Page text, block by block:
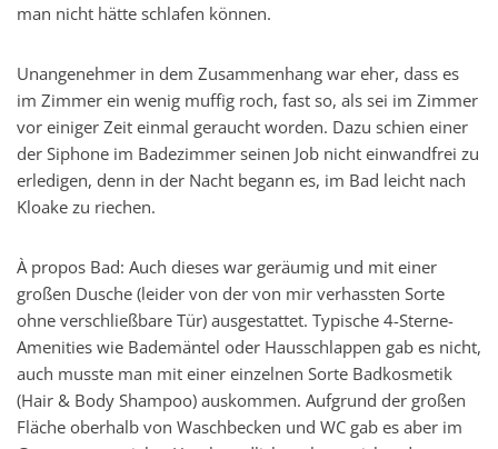
man nicht hätte schlafen können.
Unangenehmer in dem Zusammenhang war eher, dass es
im Zimmer ein wenig muffig roch, fast so, als sei im Zimmer
vor einiger Zeit einmal geraucht worden. Dazu schien einer
der Siphone im Badezimmer seinen Job nicht einwandfrei zu
erledigen, denn in der Nacht begann es, im Bad leicht nach
Kloake zu riechen.
À propos Bad: Auch dieses war geräumig und mit einer
großen Dusche (leider von der von mir verhassten Sorte
ohne verschließbare Tür) ausgestattet. Typische 4-Sterne-
Amenities wie Bademäntel oder Hausschlappen gab es nicht,
auch musste man mit einer einzelnen Sorte Badkosmetik
(Hair & Body Shampoo) auskommen. Aufgrund der großen
Fläche oberhalb von Waschbecken und WC gab es aber im